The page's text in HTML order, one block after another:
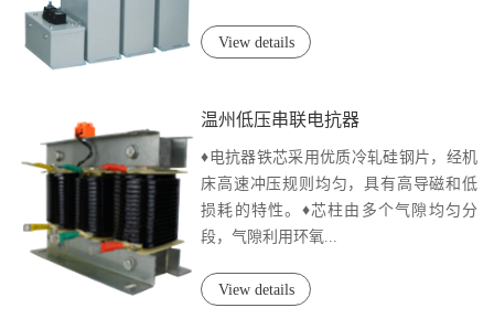
View details
温州低压串联电抗器
♦电抗器铁芯采用优质冷轧硅钢片，经机
床高速冲压规则均匀，具有高导磁和低
损耗的特性。♦芯柱由多个气隙均匀分
段，气隙利用环氧...
View details